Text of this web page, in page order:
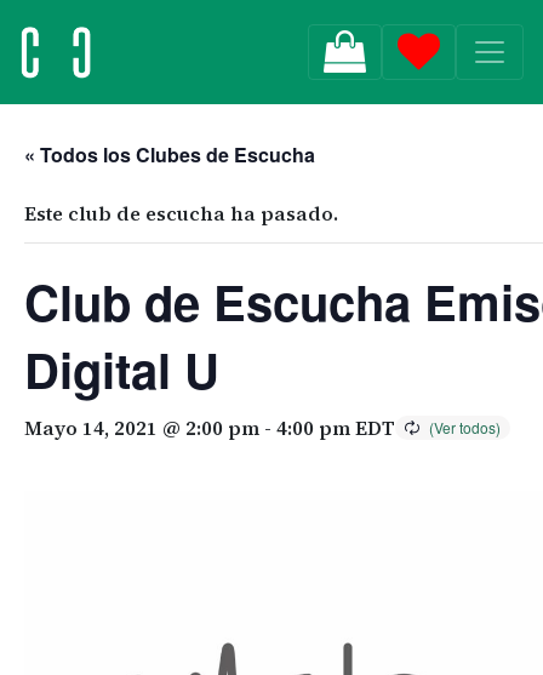
MAIN NAVIGATION
« Todos los Clubes de Escucha
Este club de escucha ha pasado.
Club de Escucha
Digital U
Mayo 14, 2021 @ 2:00 pm - 4:00 pmEDT